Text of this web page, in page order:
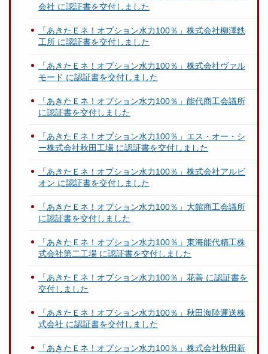
会社 に認証書を交付しました
「あきたＥネ！オプション水力100％」株式会社柳澤鉄
工所 に認証書を交付しました
「あきたＥネ！オプション水力100％」株式会社ヴァル
モード に認証書を交付しました
「あきたＥネ！オプション水力100％」能代商工会議所
に認証書を交付しました
「あきたＥネ！オプション水力100％」エス・オー・シ
ー株式会社秋田工場 に認証書を交付しました
「あきたＥネ！オプション水力100％」株式会社アルビ
オン に認証書を交付しました
「あきたＥネ！オプション水力100％」大館商工会議所
に認証書を交付しました
「あきたＥネ！オプション水力100％」東海能代精工株
式会社第二工場 に認証書を交付しました
「あきたＥネ！オプション水力100％」花善 に認証書を
交付しました
「あきたＥネ！オプション水力100％」秋田海陸運送株
式会社 に認証書を交付しました
「あきたＥネ！オプション水力100％」株式会社秋田新